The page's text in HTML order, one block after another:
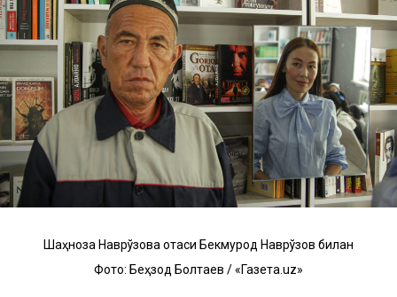
Шаҳноза Наврўзова отаси Бекмурод Наврўзов билан
Фото: Беҳзод Болтаев / «Газета.uz»